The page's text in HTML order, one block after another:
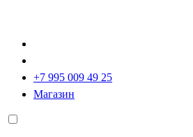
+7 995 009 49 25
Магазин